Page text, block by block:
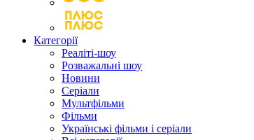
Категорії
Реаліті-шоу
Розважальні шоу
Новини
Серіали
Мультфільми
Фільми
Українські фільми і серіали